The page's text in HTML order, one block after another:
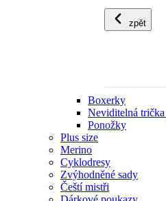
zpět
Boxerky
Neviditelná
Ponožky
Plus size
Merino
Cyklodresy
Zvýhodněné sady
Čeští mistři